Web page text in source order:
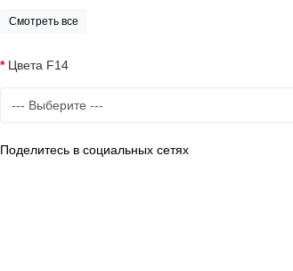
Смотреть все
Цвета F14
Поделитесь в социальных сетях